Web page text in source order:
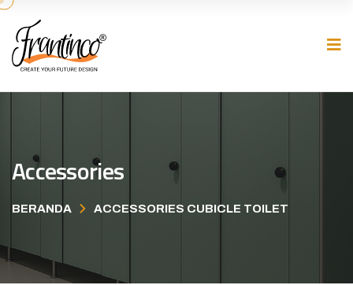
Accessories
BERANDA ACCESSORIES CUBICLE TOILET